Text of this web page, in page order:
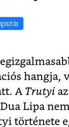
hangja,
A Trutyi
Lipa
története